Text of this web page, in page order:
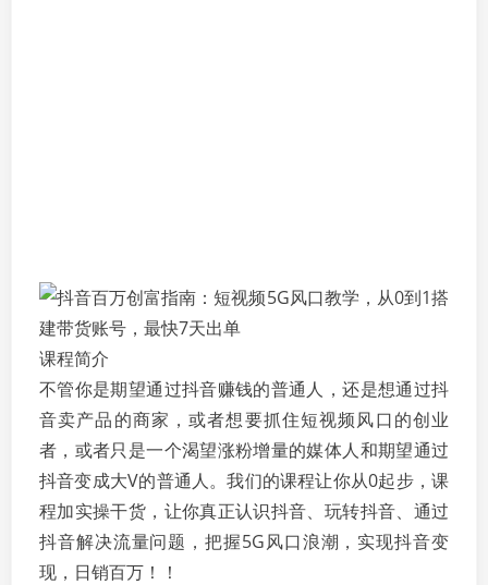
课程简介
不管你是期望通过抖音赚钱的普通人，还是想通过抖
音卖产品的商家，或者想要抓住短视频风口的创业
者，或者只是一个渴望涨粉增量的媒体人和期望通过
抖音变成大V的普通人。我们的课程让你从0起步，课
程加实操干货，让你真正认识抖音、玩转抖音、通过
抖音解决流量问题，把握5G风口浪潮，实现抖音变
现，日销百万！！